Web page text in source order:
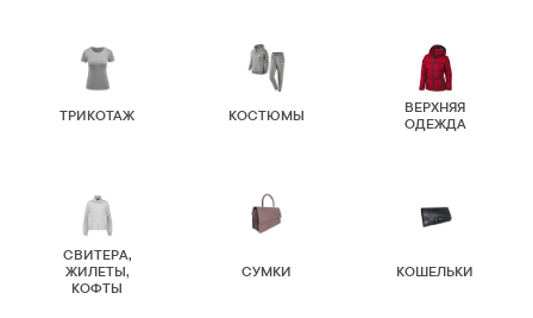
ТРИКОТАЖ КОСТЮМЫ
ВЕРХНЯЯ
ОДЕЖДА
СВИТЕРА,
ЖИЛЕТЫ,
КОФТЫ
СУМКИ КОШЕЛЬКИ